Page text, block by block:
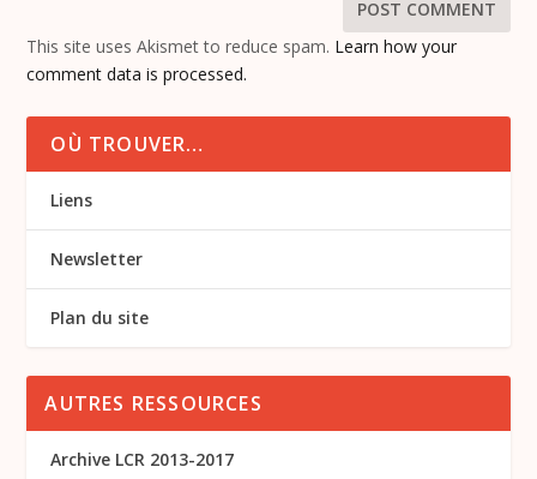
This site uses Akismet to reduce spam. Learn how your
comment data is processed.
OÙ TROUVER…
Liens
Newsletter
Plan du site
AUTRES RESSOURCES
Archive LCR 2013-2017